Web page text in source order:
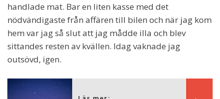
handlade mat. Bar en liten kasse med det
nödvändigaste från affären till bilen och när jag kom
hem var jag så slut att jag mådde illa och blev
sittandes resten av kvällen. Idag vaknade jag
outsövd, igen.